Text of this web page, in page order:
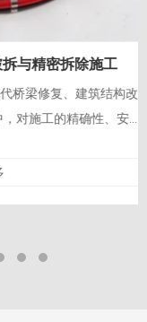
精密拆除施工
修复、建筑结构改
工的精确性、安全